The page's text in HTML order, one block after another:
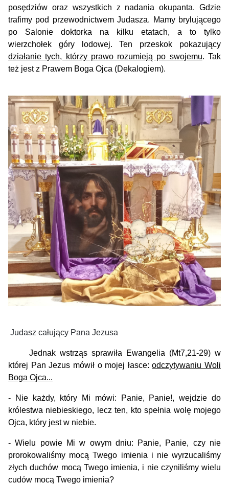
posędziów oraz wszystkich z nadania okupanta. Gdzie
trafimy pod przewodnictwem Judasza. Mamy brylującego
po Salonie doktorka na kilku etatach, a to tylko
wierzchołek góry lodowej. Ten przeskok pokazujący
działanie tych, którzy prawo rozumieją po swojemu. Tak
też jest z Prawem Boga Ojca (Dekalogiem).
Judasz całujący Pana Jezusa
Jednak wstrząs sprawiła Ewangelia (Mt7,21-29) w
której Pan Jezus mówił o mojej łasce:odczytywaniu Woli
Boga Ojca...
- Nie każdy, który Mi mówi: Panie, Panie!, wejdzie do
królestwa niebieskiego, lecz ten, kto spełnia wolę mojego
Ojca, który jest w niebie.
- Wielu powie Mi w owym dniu: Panie, Panie, czy nie
prorokowaliśmy mocą Twego imienia i nie wyrzucaliśmy
złych duchów mocą Twego imienia, i nie czyniliśmy wielu
cudów mocą Twego imienia?